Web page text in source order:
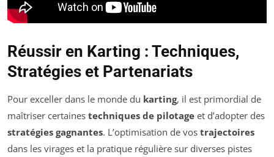
Réussir en Karting : Techniques,
Stratégies et Partenariats
Pour exceller dans le monde du karting, il est primordial de
maîtriser certaines techniques de pilotage et d’adopter des
stratégies gagnantes. L’optimisation de vos trajectoires
dans les virages et la pratique régulière sur diverses pistes